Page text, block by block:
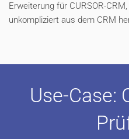
Erweiterung für CURSOR-
unkompliziert aus dem CRM
Use-Case: